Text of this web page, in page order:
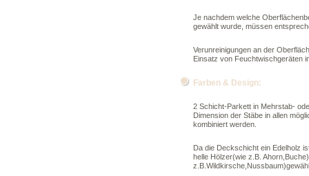
Je nachdem welche
gewählt wurde, müssen
Verunreinigungen an der
Einsatz von Feuchtwischgeräten
Farben & Design:
2 Schicht-Parkett in Mehrstab-
Dimension der Stäbe in allen
kombiniert werden.
Da die Deckschicht ein Edelholz
helle Hölzer(wie z.B.